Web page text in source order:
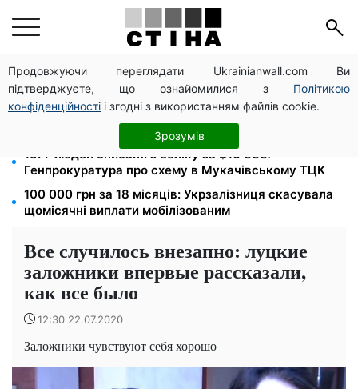
Продовжуючи переглядати Ukrainianwall.com Ви
підтверджуєте, що ознайомилися з Політикою
конфіденційності і згодні з використанням файлів cookie.
Зрозумів
172 940 грн захистять житло від арешту за
комуналку: з жовтня поріг — 432 тисячі
8 451 грн замість пакунка малюка: Пенсійний фонд
пояснив, як отримати гроші
1577 людей списали з обліку за $10 000:
Генпрокуратура про схему в Мукачівському ТЦК
100 000 грн за 18 місяців: Укрзалізниця скасувала
щомісячні виплати мобілізованим
Все случилось внезапно: луцкие
заложники впервые рассказали,
как все было
12:30 22.07.2020
Заложники чувствуют себя хорошо